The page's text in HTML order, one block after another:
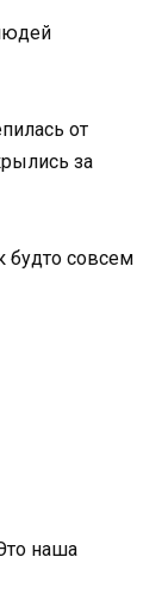
от
за
будто совсем
наша